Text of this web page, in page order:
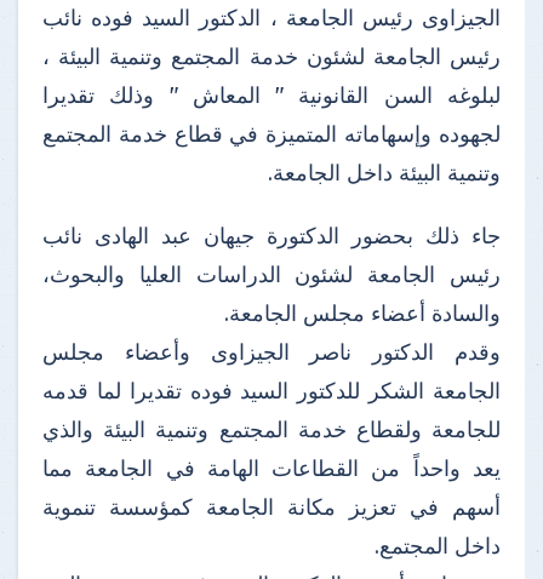
الجيزاوى رئيس الجامعة ، الدكتور السيد فوده نائب
رئيس الجامعة لشئون خدمة المجتمع وتنمية البيئة ،
لبلوغه السن القانونية " المعاش " وذلك تقديرا
لجهوده وإسهاماته المتميزة في قطاع خدمة المجتمع
وتنمية البيئة داخل الجامعة.
جاء ذلك بحضور الدكتورة جيهان عبد الهادى نائب
رئيس الجامعة لشئون الدراسات العليا والبحوث،
والسادة أعضاء مجلس الجامعة.
وقدم الدكتور ناصر الجيزاوى وأعضاء مجلس
الجامعة الشكر للدكتور السيد فوده تقديرا لما قدمه
للجامعة ولقطاع خدمة المجتمع وتنمية البيئة والذي
يعد واحداً من القطاعات الهامة في الجامعة مما
أسهم في تعزيز مكانة الجامعة كمؤسسة تنموية
داخل المجتمع.